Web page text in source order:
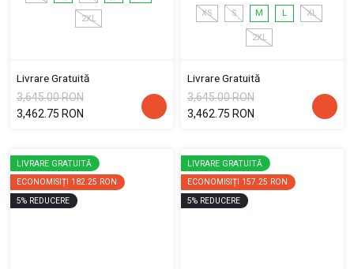
2XL
Livrare Gratuită
3,645.00 RON
3,462.75 RON
XS S M L XL
2XL
Livrare Gratuită
3,645.00 RON
3,462.75 RON
LIVRARE GRATUITĂ
ECONOMISIȚI 182.25 RON
5% REDUCERE
LIVRARE GRATUITĂ
ECONOMISIȚI 157.25 RON
5% REDUCERE